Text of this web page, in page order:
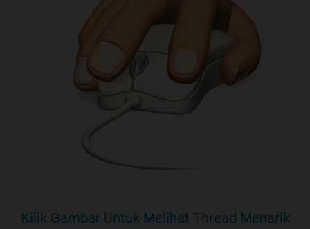
Kilik Gambar Untuk Melihat Thread Menarik